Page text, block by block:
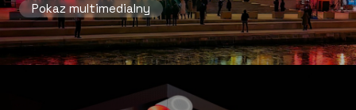
Pokaz multimedialny